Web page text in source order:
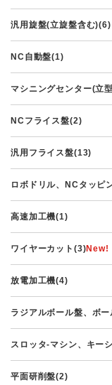
汎用旋盤(立旋盤含む)(6)
NC自動盤(1)
マシニングセンター(立
NCフライス盤(2)
汎用フライス盤(13)
ロボドリル、NCタッピ
高速加工機(1)
ワイヤーカット(3)
放電加工機(4)
ラジアルボール盤、ボ
スロッタ-マシン、キー
平面研削盤(2)